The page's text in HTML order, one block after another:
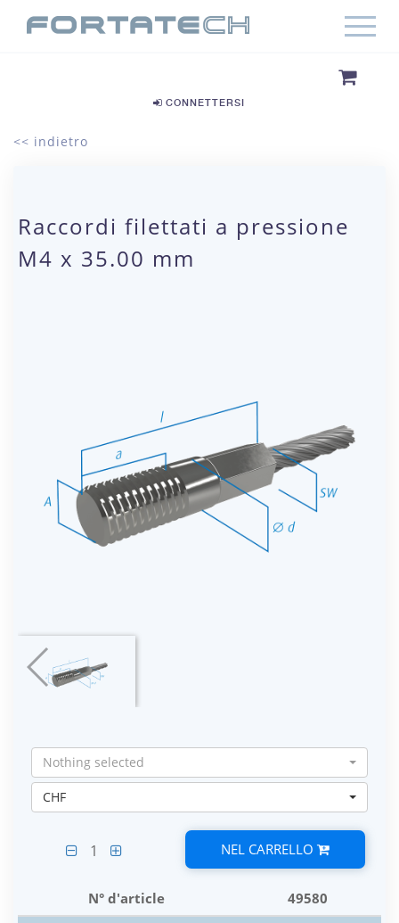
CONNETTERSI
<< indietro
Raccordi filettati a pressione
M4 x 35.00 mm
Nothing selected
CHF
1 NEL CARRELLO
N° d'article
49580